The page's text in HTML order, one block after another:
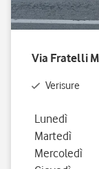
Via Fratelli
Verisure
Giorno
Lunedì
Martedì
Mercoledì